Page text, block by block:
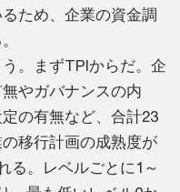
ため、企業の資金調
。まずTPIからだ。企
やガバナンスの内
の有無など、合計23
移行計画の成熟度が
る。レベルごとに1～